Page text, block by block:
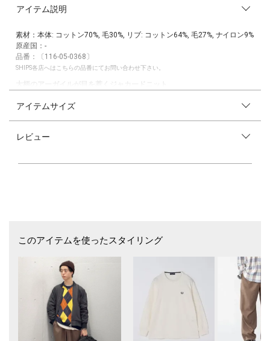
アイテム説明
素材：本体: コットン70%, 毛30%, リブ: コットン64%, 毛27%, ナイロン9%
原産国：-
品番：〔116-05-0368〕
SHIPS各店へはこちらの品番にてお問い合わせ下さい。
【素材特性】
インターシャ編みでなくボリュームの出やすいダブルジャカード編みで仕
目なコーディネートが相性◎
秋口は1枚着でコーディネートの主役に、冬はアウターの内側からアーガ
イルを覗かせれば重くなりがちな冬のコーディネートを華やかにしてくれ
【注意事項】
※末永く愛用頂く為に、アテンションタグ・洗濯ネームを必ずご確認の
上、着用又はお取り扱いください。
※撮影環境による光の当たり具合やパソコン・スマートフォンなどの閲覧
アイテムサイズ
レビュー
このアイテムを使ったスタイリング